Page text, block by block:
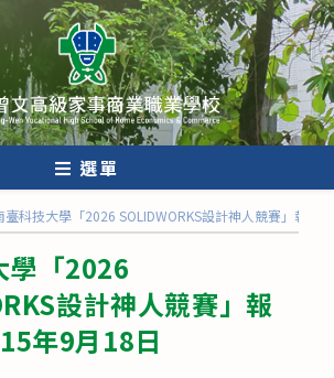
選單
臺科技大學「2026 SOLIDWORKS設計神人競賽」報名
學「2026
設計神人競賽」報
年9月18日